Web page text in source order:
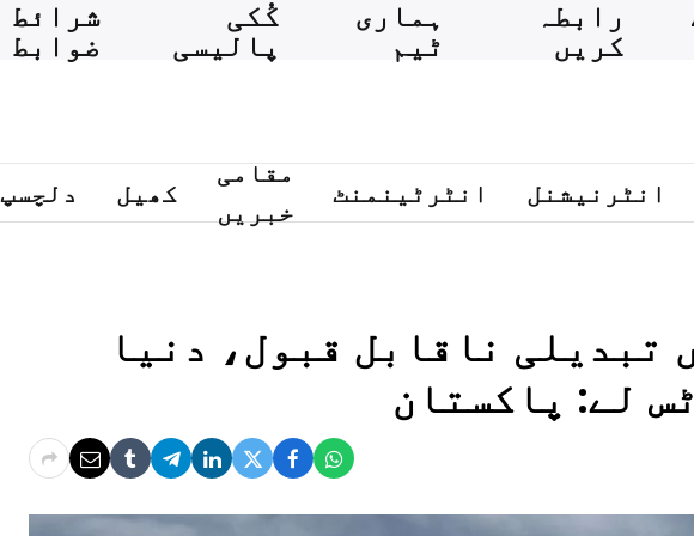
رابطہ
کریں
ہماری
ٹیم
کُکی
پالیسی
شرائط
ضوابط
انٹرنیشنل انٹرٹینمنٹ
مقامی
خبریں
کھیل دلچسپ
تبدیلی ناقابل قبول، دنیا
لے: پاکستان